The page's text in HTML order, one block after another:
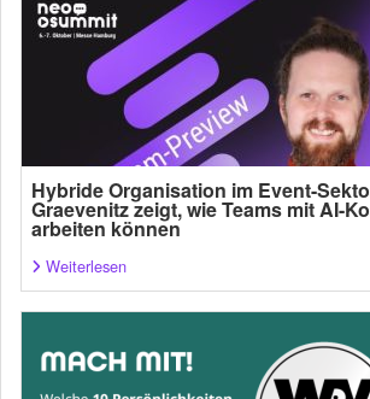
Hybride Organisation im Event-
Graevenitz zeigt, wie Teams mit AI-
arbeiten können
Weiterlesen